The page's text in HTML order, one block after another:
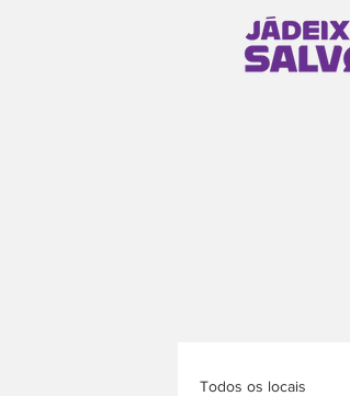
Todos os locais